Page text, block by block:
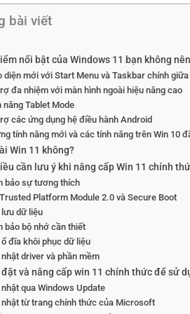
bài viết
nổi bật của Windows 11 bạn không
diện mới với Start Menu và Taskbar chính giữa
đa nhiệm với màn hình ngoài hiệu năng cao
năng Tablet Mode
các ứng dụng hệ điều hành Android
tính năng mới và các tính năng trên Win 10
Win 11 không?
cần lưu ý khi nâng cấp Win 11 chính
bảo sự tương thích
Platform Module 2.0 và Secure Boot
lưu dữ liệu
bảo bộ nhớ cần thiết
ổ đĩa khôi phục dữ liệu
nhật driver và phần mềm
và nâng cấp win 11 chính thức để sử
nhật qua Windows Update
nhật từ trang chính thức của Microsoft